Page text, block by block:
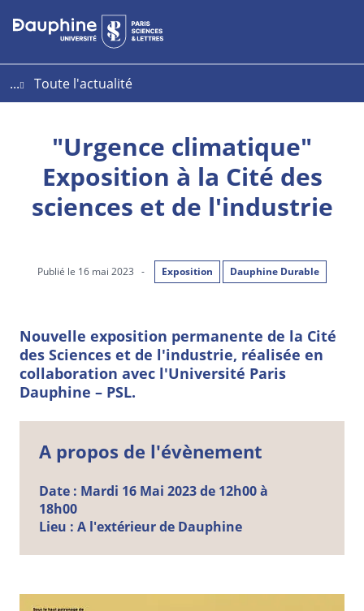
Aller
au
Aller
au
Plan
du
...
Toute l'actualité
"Urgence climatique"
Exposition à la Cité des
sciences et de l'industrie
Publié le 16 mai 2023 - Exposition Dauphine Durable
Nouvelle exposition permanente de la Cité
des Sciences et de l'industrie, réalisée en
collaboration avec l'Université Paris
Dauphine – PSL.
A propos de l'évènement
Date : Mardi 16 Mai 2023 de 12h00 à
18h00
Lieu : A l'extérieur de Dauphine